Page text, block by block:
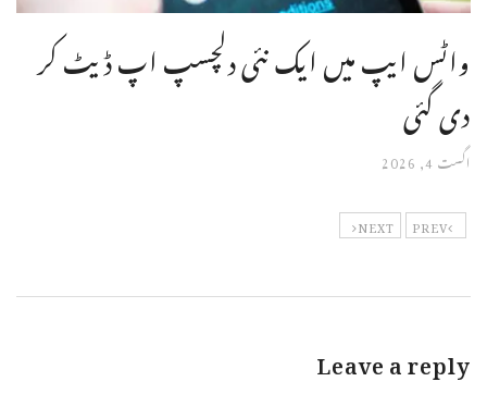
واٹس ایپ میں ایک نئی دلچسپ اپ ڈیٹ کر
دی گئی
اگست 4, 2026
PREV
NEXT
Leave a reply